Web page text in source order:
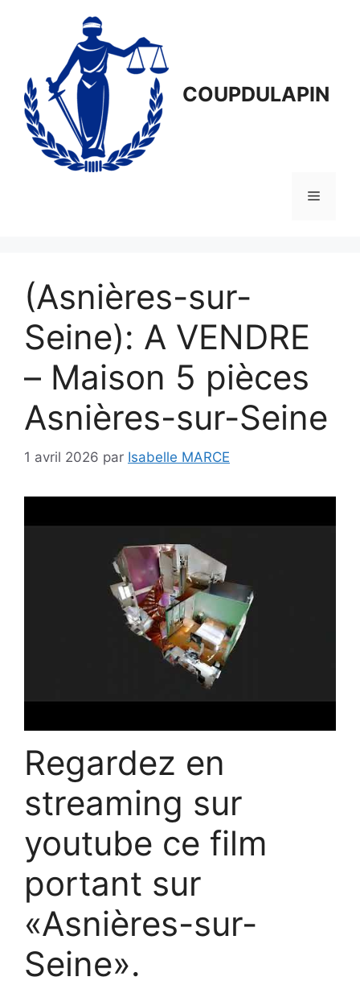
COUPDULAPIN
Menu
(Asnières-sur-
Seine): A VENDRE
– Maison 5 pièces
Asnières-sur-Seine
1 avril 2026 par Isabelle MARCE
Regardez en
streaming sur
youtube ce film
portant sur
«Asnières-sur-
Seine».